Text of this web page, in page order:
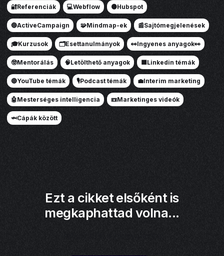
🔐Referenciák 💻Webflow 🟠Hubspot
🔵ActiveCampaign 🧩Mindmap-ek 📰Sajtómegjelenések
🎓Kurzusok 🗂️Esettanulmányok 👀Ingyenes anyagok👀
🤓Mentorálás 🧠Letölthető anyagok 🟦Linkedin témák
🔴YouTube témák 🎙️Podcast témák 💼Interim marketing
🤖Mesterséges intelligencia 📼Marketinges videók
🦈Cápák között
Ezt a cikket elsőként is
megkaphattad volna...